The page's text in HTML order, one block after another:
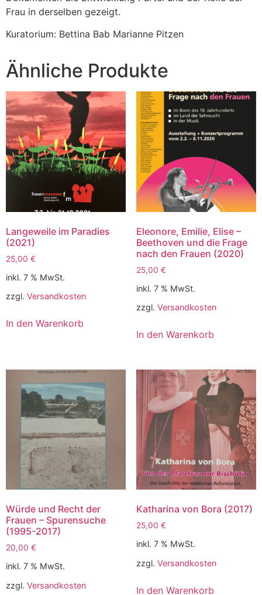
Frau in derselben gezeigt.
Kuratorium: Bettina Bab Marianne Pitzen
Ähnliche Produkte
Langeweile im Paradies
(2021)
25,00 €
inkl. 7 % MwSt.
zzgl. Versandkosten
In den Warenkorb
Eleonore, Emilie, Elise –
Beethoven und die Frage
nach den Frauen (2020)
25,00 €
inkl. 7 % MwSt.
zzgl. Versandkosten
In den Warenkorb
Würde und Recht der
Frauen – Spurensuche
(1995-2017)
20,00 €
inkl. 7 % MwSt.
zzgl. Versandkosten
Katharina von Bora (2017)
25,00 €
inkl. 7 % MwSt.
zzgl. Versandkosten
In den Warenkorb